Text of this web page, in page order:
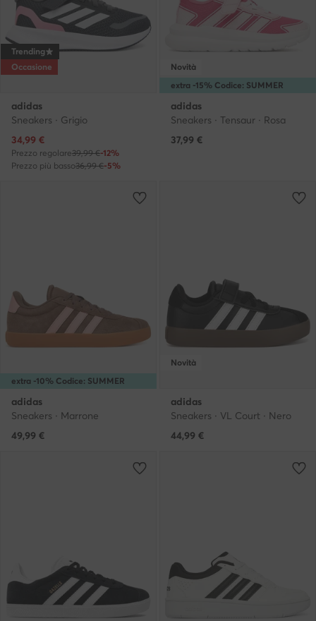
Trending
Occasione
adidas
Sneakers · Grigio
Prezzo attuale
34,99 €
Prezzo regolare39,99 €-12%
Prezzo più basso36,99 €-5%
extra -15% Codice: SUMMER
Novità
adidas
Sneakers · Tensaur · Rosa
37,99 €
extra -10% Codice: SUMMER
adidas
Sneakers · Marrone
49,99 €
Novità
adidas
Sneakers · VL Court · Nero
44,99 €